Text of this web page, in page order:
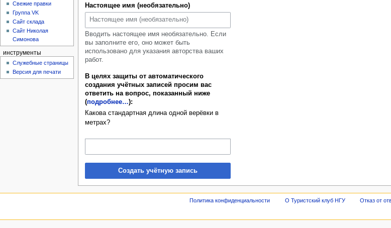
Настоящее имя (необязательно)
Вводить настоящее имя необязательно. Если
вы заполните его, оно может быть
использовано для указания авторства ваших
работ.
В целях защиты от автоматического
создания учётных записей просим вас
ответить на вопрос, показанный ниже
(подробнее…):
Какова стандартная длина одной верёвки в
метрах?
Создать учётную запись
Свежие правки
Группа VK
Сайт склада
Сайт Николая
Симонова
инструменты
Служебные страницы
Версия для печати
Политика конфиденциальности О Туристский клуб НГУ Отказ от